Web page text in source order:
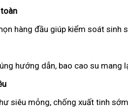
hàng đầu giúp kiểm soát sinh
hướng dẫn, bao cao su
siêu mỏng, chống xuất tinh